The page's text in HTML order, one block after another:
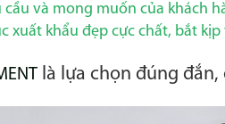
và mong muốn của khách
xuất khẩu đẹp cực chất, bắt
là lựa chọn đúng